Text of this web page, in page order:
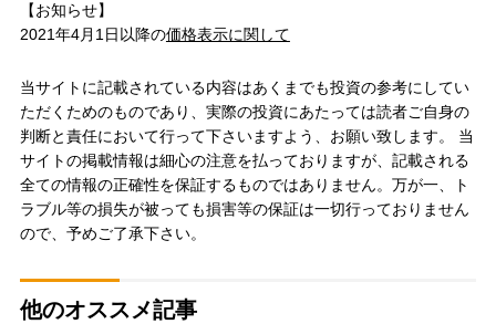
【お知らせ】
2021年4月1日以降の価格表示に関して
当サイトに記載されている内容はあくまでも投資の参考にしてい
ただくためのものであり、実際の投資にあたっては読者ご自身の
判断と責任において行って下さいますよう、お願い致します。 当
サイトの掲載情報は細心の注意を払っておりますが、記載される
全ての情報の正確性を保証するものではありません。万が一、ト
ラブル等の損失が被っても損害等の保証は一切行っておりません
ので、予めご了承下さい。
他のオススメ記事